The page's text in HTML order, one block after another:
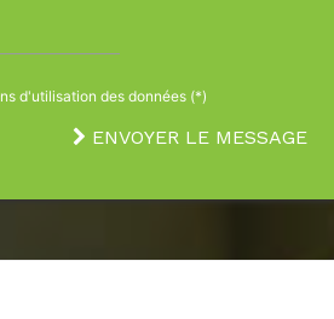
d'utilisation des données (*)
ENVOYER LE MESSAGE